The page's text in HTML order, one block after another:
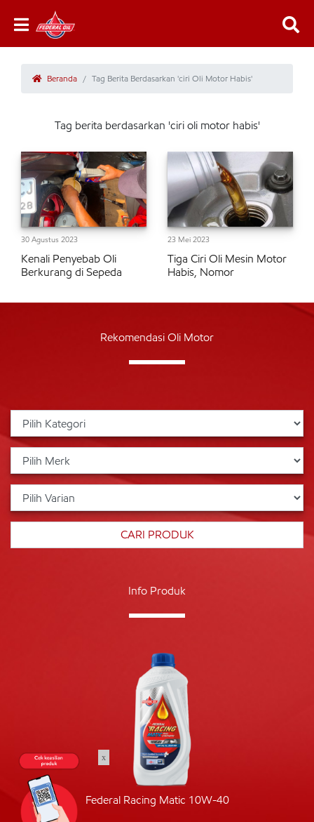
Beranda Tag Berita Berdasarkan 'ciri Oli Motor Habis'
Tag berita berdasarkan 'ciri oli motor habis'
30 Agustus 2023
Kenali Penyebab Oli
Berkurang di Sepeda
23 Mei 2023
Tiga Ciri Oli Mesin Motor
Habis, Nomor
Rekomendasi Oli Motor
Info Produk
Federal Racing Matic 10W-40
x